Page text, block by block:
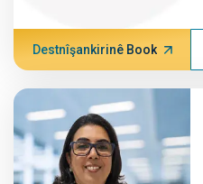
Destnîşankirinê Book